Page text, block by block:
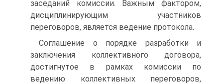
заседаний комиссии. Важным фактором,
дисциплинирующим участников
переговоров, является ведение протокола.
Соглашение о порядке разработки и
заключения коллективного договора,
достигнутое в рамках комиссии по
ведению коллективных переговоров,